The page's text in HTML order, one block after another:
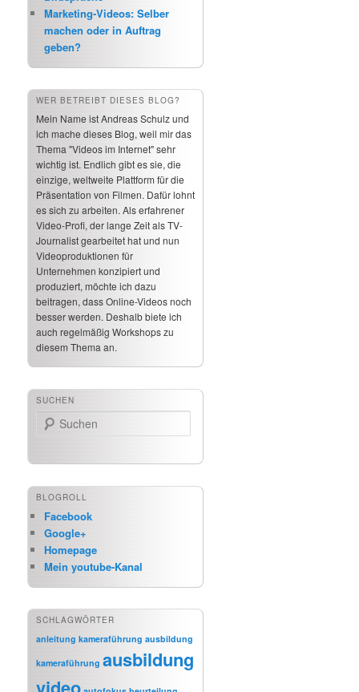
Marketing-Videos: Selber
machen oder in Auftrag
geben?
WER BETREIBT DIESES BLOG?
Mein Name ist Andreas Schulz und
ich mache dieses Blog, weil mir das
Thema "Videos im Internet" sehr
wichtig ist. Endlich gibt es sie, die
einzige, weltweite Plattform für die
Präsentation von Filmen. Dafür lohnt
es sich zu arbeiten. Als erfahrener
Video-Profi, der lange Zeit als TV-
Journalist gearbeitet hat und nun
Videoproduktionen für
Unternehmen konzipiert und
produziert, möchte ich dazu
beitragen, dass Online-Videos noch
besser werden. Deshalb biete ich
auch regelmäßig Workshops zu
diesem Thema an.
SUCHEN
Suchen
BLOGROLL
Facebook
Google+
Homepage
Mein youtube-Kanal
SCHLAGWÖRTER
anleitung kameraführung ausbildung
kameraführung ausbildung